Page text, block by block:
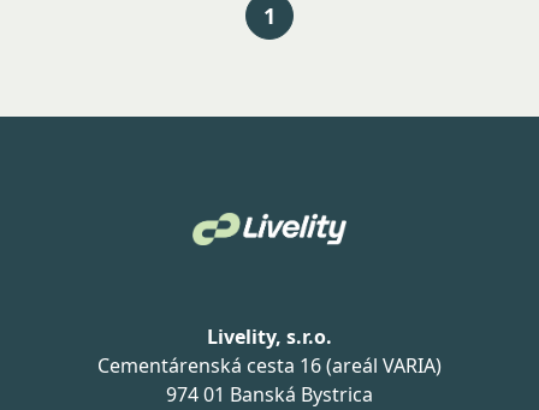
1
Livelity, s.r.o.
Cementárenská cesta 16 (areál VARIA)
974 01 Banská Bystrica